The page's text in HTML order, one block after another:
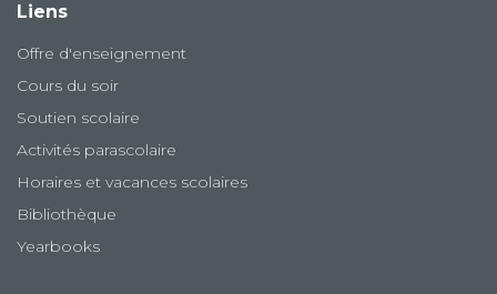
Liens
Offre d'enseignement
Cours du soir
Soutien scolaire
Activités parascolaire
Horaires et vacances scolaires
Bibliothèque
Yearbooks